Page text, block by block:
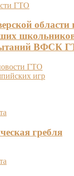
ГТО
области
ВФСК
ГТО
игр
гребля